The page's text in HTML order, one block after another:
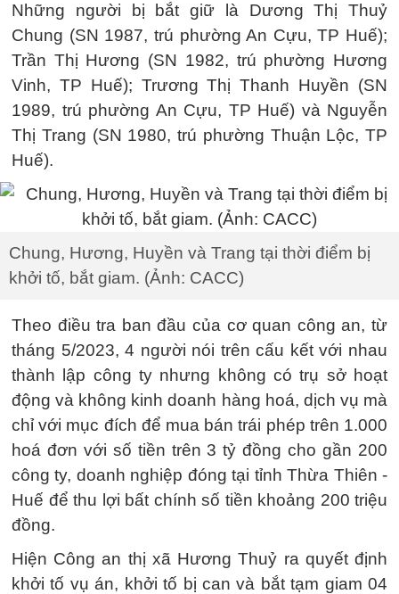
Những người bị bắt giữ là Dương Thị Thuỷ
Chung (SN 1987, trú phường An Cựu, TP Huế);
Trần Thị Hương (SN 1982, trú phường Hương
Vinh, TP Huế); Trương Thị Thanh Huyền (SN
1989, trú phường An Cựu, TP Huế) và Nguyễn
Thị Trang (SN 1980, trú phường Thuận Lộc, TP
Huế).
Chung, Hương, Huyền và Trang tại thời điểm bị
khởi tố, bắt giam. (Ảnh: CACC)
Theo điều tra ban đầu của cơ quan công an, từ
tháng 5/2023, 4 người nói trên cấu kết với nhau
thành lập công ty nhưng không có trụ sở hoạt
động và không kinh doanh hàng hoá, dịch vụ mà
chỉ với mục đích để mua bán trái phép trên 1.000
hoá đơn với số tiền trên 3 tỷ đồng cho gần 200
công ty, doanh nghiệp đóng tại tỉnh Thừa Thiên -
Huế để thu lợi bất chính số tiền khoảng 200 triệu
đồng.
Hiện Công an thị xã Hương Thuỷ ra quyết định
khởi tố vụ án, khởi tố bị can và bắt tạm giam 04